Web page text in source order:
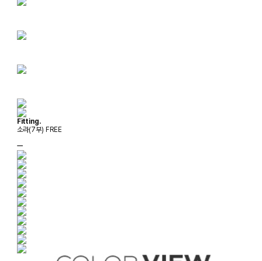
Fitting.
소라(7부) FREE
ㅡ